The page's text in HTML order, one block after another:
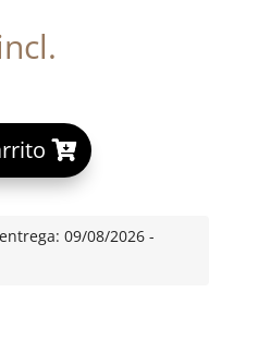
A
e
09/08/2026 -